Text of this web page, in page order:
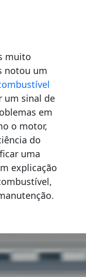
muito
notou um
um sinal de
em
o motor,
do
uma
explicação